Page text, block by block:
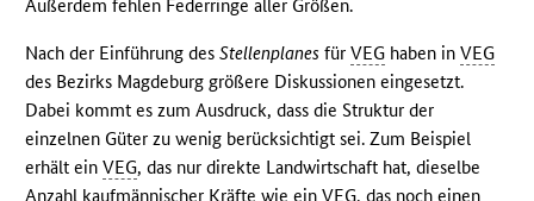
Außerdem fehlen Federringe aller Größen.
Nach der Einführung desStellenplanes fürVEG haben inVEG
des Bezirks Magdeburg größere Diskussionen eingesetzt.
Dabei kommt es zum Ausdruck, dass die Struktur der
einzelnen Güter zu wenig berücksichtigt sei. Zum Beispiel
erhält einVEG, das nur direkte Landwirtschaft hat, dieselbe
Anzahl kaufmännischer Kräfte wie einVEG, das noch einen